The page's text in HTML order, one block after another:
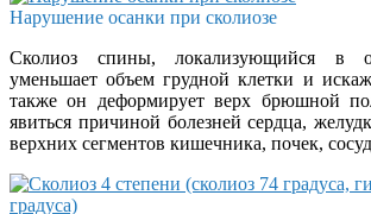
Нарушение осанки при сколиозе
Сколиоз спины, локализующийся в
уменьшает объем грудной клетки и
также он деформирует верх брюшной
явиться причиной болезней сердца,
верхних сегментов кишечника, почек,